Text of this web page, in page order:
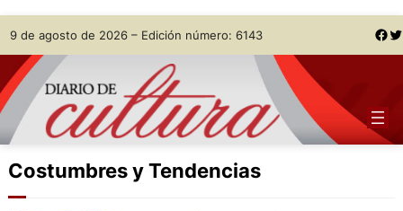
Skip
to
content
9 de agosto de 2026 – Edición número: 6143 Facebook Twitter
Costumbres y Tendencias